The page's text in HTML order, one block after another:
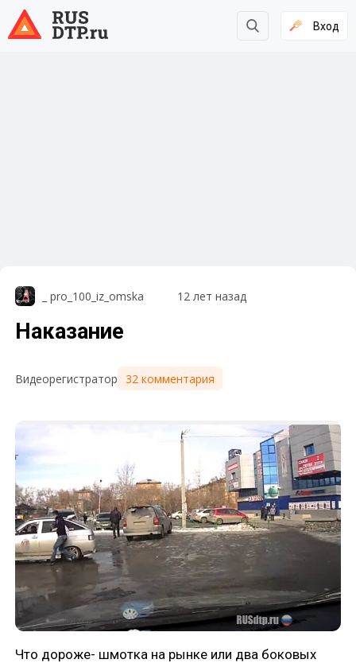
Вход
_ pro_100_iz_omska 12 лет назад
Наказание
Видеорегистратор 32 комментария
Что дороже- шмотка на рынке или два боковых